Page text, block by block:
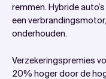
remmen. Hybride
een
onderhouden.
Verzekeringspremies
20% hoger door de